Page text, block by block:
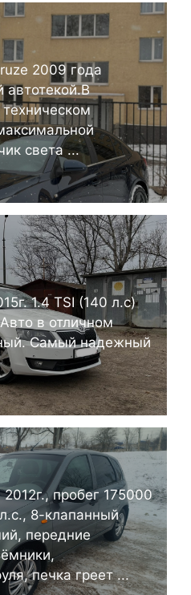
2009 года
автотекой.В
света ...
1.4 TSI (140 л.с)
в отличном
Самый надежный
пробег 175000
8-клапанный
передние
печка греет ...